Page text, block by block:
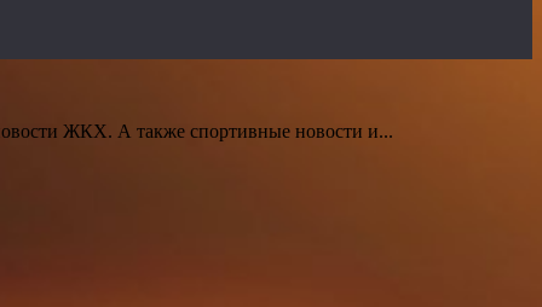
ЖКХ. А также спортивные новости и...